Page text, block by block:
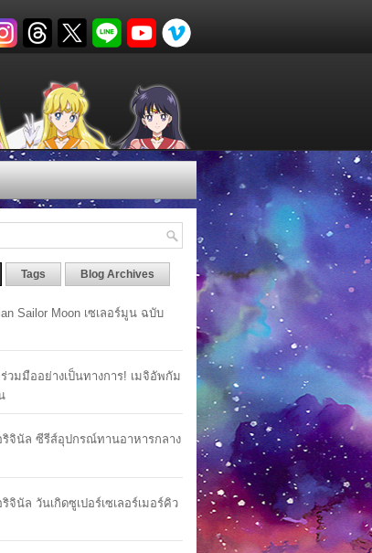
Tags Blog Archives
Sailor Moon เซเลอร์มูน ฉบับ
วมมืออย่างเป็นทางการ! เมจิอัพกัม
ริจินัล ซีรีส์อุปกรณ์ทานอาหารกลาง
จินัล วันเกิดซูเปอร์เซเลอร์เมอร์คิว